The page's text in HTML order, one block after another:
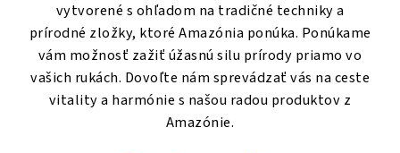
vytvorené s ohľadom na tradičné techniky a
prírodné zložky, ktoré Amazónia ponúka. Ponúkame
vám možnosť zažiť úžasnú silu prírody priamo vo
vašich rukách. Dovoľte nám sprevádzať vás na ceste
vitality a harmónie s našou radou produktov z
Amazónie.